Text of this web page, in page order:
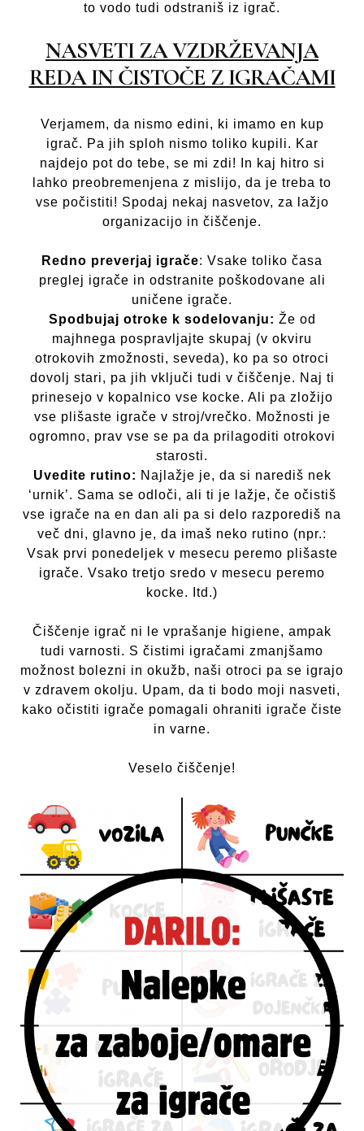
to vodo tudi odstraniš iz igrač.
NASVETI ZA VZDRŽEVANJA
REDA IN ČISTOČE Z IGRAČAMI
Verjamem, da nismo edini, ki imamo en kup
igrač. Pa jih sploh nismo toliko kupili. Kar
najdejo pot do tebe, se mi zdi! In kaj hitro si
lahko preobremenjena z mislijo, da je treba to
vse počistiti! Spodaj nekaj nasvetov, za lažjo
organizacijo in čiščenje.
Redno preverjaj igrače: Vsake toliko časa
preglej igrače in odstranite poškodovane ali
uničene igrače.
Spodbujaj otroke k sodelovanju: Že od
majhnega pospravljajte skupaj (v okviru
otrokovih zmožnosti, seveda), ko pa so otroci
dovolj stari, pa jih vključi tudi v čiščenje. Naj ti
prinesejo v kopalnico vse kocke. Ali pa zložijo
vse plišaste igrače v stroj/vrečko. Možnosti je
ogromno, prav vse se pa da prilagoditi otrokovi
starosti.
Uvedite rutino: Najlažje je, da si narediš nek
‘urnik’. Sama se odloči, ali ti je lažje, če očistiš
vse igrače na en dan ali pa si delo razporediš na
več dni, glavno je, da imaš neko rutino (npr.:
Vsak prvi ponedeljek v mesecu peremo plišaste
igrače. Vsako tretjo sredo v mesecu peremo
kocke. Itd.)
Čiščenje igrač ni le vprašanje higiene, ampak
tudi varnosti. S čistimi igračami zmanjšamo
možnost bolezni in okužb, naši otroci pa se igrajo
v zdravem okolju. Upam, da ti bodo moji nasveti,
kako očistiti igrače pomagali ohraniti igrače čiste
in varne.
Veselo čiščenje!